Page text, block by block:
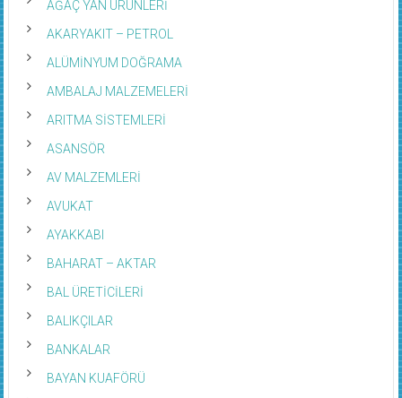
AĞAÇ YAN ÜRÜNLERİ
AKARYAKIT – PETROL
ALÜMİNYUM DOĞRAMA
AMBALAJ MALZEMELERİ
ARITMA SİSTEMLERİ
ASANSÖR
AV MALZEMLERİ
AVUKAT
AYAKKABI
BAHARAT – AKTAR
BAL ÜRETİCİLERİ
BALIKÇILAR
BANKALAR
BAYAN KUAFÖRÜ